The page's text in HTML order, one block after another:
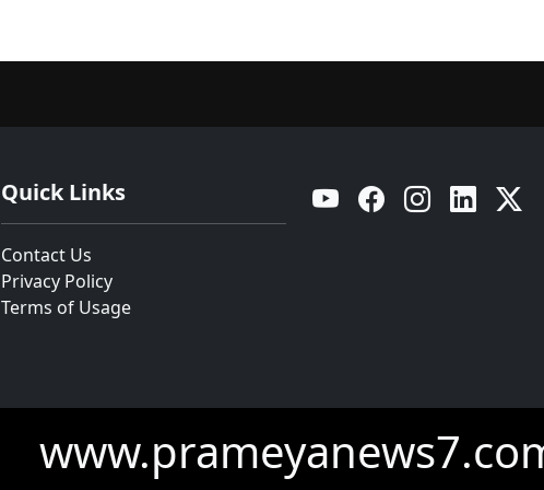
Quick Links
Contact Us
Privacy Policy
Terms of Usage
YouTube Facebook Instagram Linkedin